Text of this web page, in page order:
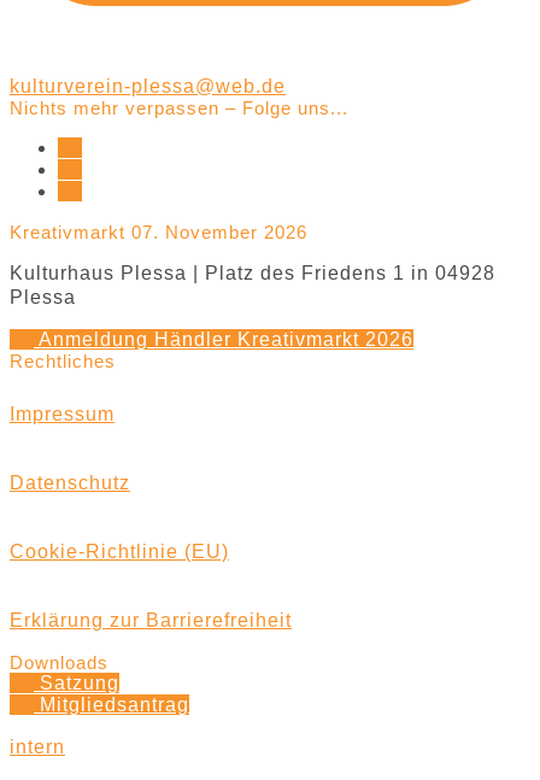
kulturverein-plessa@web.de
Nichts mehr verpassen – Folge uns...
Kreativmarkt 07. November 2026
Kulturhaus Plessa | Platz des Friedens 1 in 04928
Plessa
Anmeldung Händler Kreativmarkt 2026
Rechtliches
Impressum
Datenschutz
Cookie-Richtlinie (EU)
Erklärung zur Barrierefreiheit
Downloads
Satzung
Mitgliedsantrag
intern